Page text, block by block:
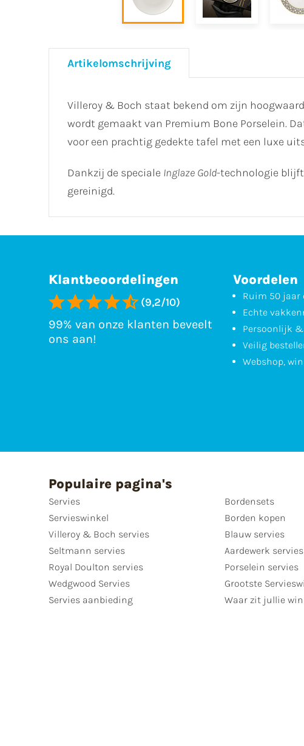
Artikelomschrijving
Villeroy & Boch staat bekend om zijn
wordt gemaakt van Premium Bone Porselein.
voor een prachtig gedekte tafel met een luxe
Dankzij de speciale Inglaze Gold-technologie blijft
gereinigd.
Klantbeoordelingen
(9,2/10)
99% van onze klanten beveelt
ons aan!
Voordelen
Ruim 50 jaar
Echte
Persoonlijk
Veilig
Webshop,
Populaire pagina's
Servies
Servieswinkel
Villeroy & Boch servies
Seltmann servies
Royal Doulton servies
Wedgwood Servies
Servies aanbieding
Bordensets
Borden kopen
Blauw servies
Aardewerk servies
Porselein servies
Grootste
Waar zit jullie